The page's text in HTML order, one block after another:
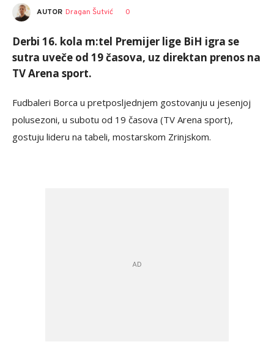
AUTOR Dragan Šutvić 0
Derbi 16. kola m:tel Premijer lige BiH igra se
sutra uveče od 19 časova, uz direktan prenos na
TV Arena sport.
Fudbaleri Borca u pretposljednjem gostovanju u jesenjoj
polusezoni, u subotu od 19 časova (TV Arena sport),
gostuju lideru na tabeli, mostarskom Zrinjskom.